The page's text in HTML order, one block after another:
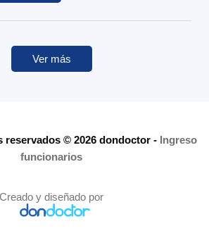
Ver más
reservados © 2026 dondoctor - Ingreso
funcionarios
Creado y diseñado por